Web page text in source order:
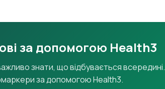
за допомогою Health3
знати, що відбувається всередині.
за допомогою Health3.